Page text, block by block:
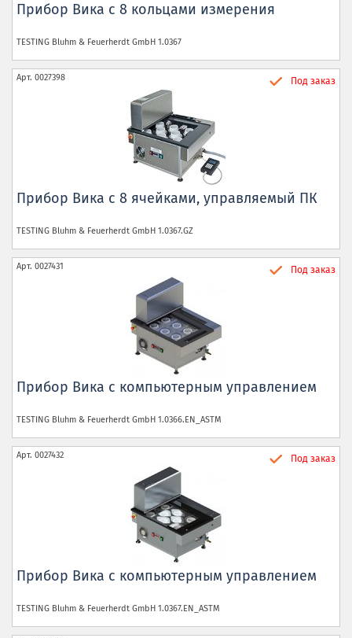
Прибор Вика с 8 кольцами измерения
TESTING Bluhm & Feuerherdt GmbH 1.0367
Арт. 0027398 Под заказ
Прибор Вика с 8 ячейками, управляемый ПК
TESTING Bluhm & Feuerherdt GmbH 1.0367.GZ
Арт. 0027431 Под заказ
Прибор Вика с компьютерным управлением
TESTING Bluhm & Feuerherdt GmbH 1.0366.EN_ASTM
Арт. 0027432 Под заказ
Прибор Вика с компьютерным управлением
TESTING Bluhm & Feuerherdt GmbH 1.0367.EN_ASTM